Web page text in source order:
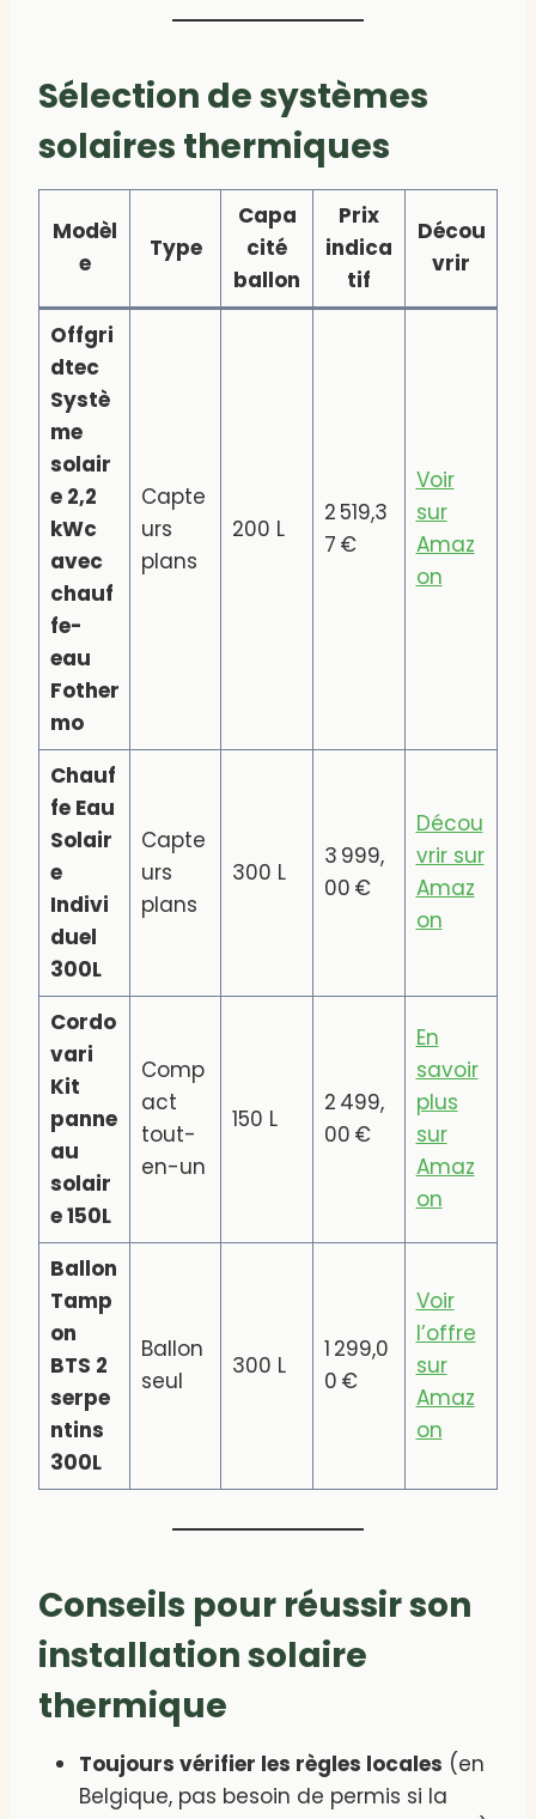
Sélection de systèmes
solaires thermiques
Modèl
e
Type
Capa
cité
ballon
Prix
indica
tif
Décou
vrir
Offgri
dtec
Systè
me
solair
e 2,2
kWc
avec
chauf
fe-
eau
Fother
mo
Capte
urs
plans
200 L
2 519,3
7 €
Voir
sur
Amaz
on
Chauf
fe Eau
Solair
e
Indivi
duel
300L
Capte
urs
plans
300 L
3 999,
00 €
Décou
vrir sur
Amaz
on
Cordo
vari
Kit
panne
au
solair
e 150L
Comp
act
tout-
en-un
150 L
2 499,
00 €
En
savoir
plus
sur
Amaz
on
Ballon
Tamp
on
BTS 2
serpe
ntins
300L
Ballon
seul
300 L
1 299,0
0 €
Voir
l’offre
sur
Amaz
on
Conseils pour réussir son
installation solaire
thermique
Toujours vérifier les règles locales (en
Belgique, pas besoin de permis si la